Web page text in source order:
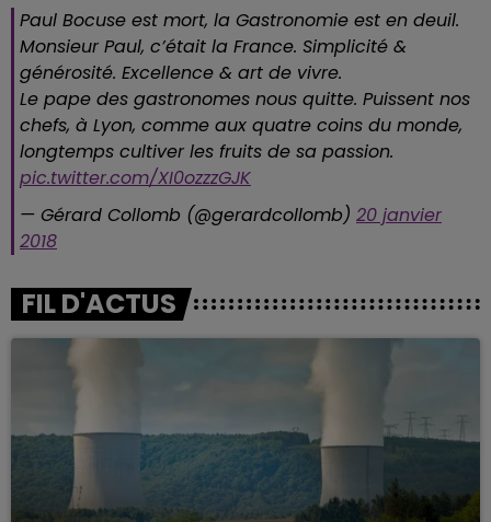
Paul Bocuse est mort, la Gastronomie est en deuil.
Monsieur Paul, c’était la France. Simplicité &
générosité. Excellence & art de vivre.
Le pape des gastronomes nous quitte. Puissent nos
chefs, à Lyon, comme aux quatre coins du monde,
longtemps cultiver les fruits de sa passion.
pic.twitter.com/XI0ozzzGJK
— Gérard Collomb (@gerardcollomb) 20 janvier
2018
FIL D'ACTUS